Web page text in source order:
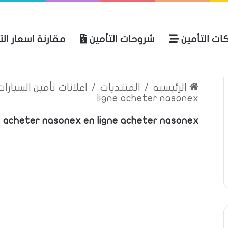
التأمين شروحات التأمين مقارنة اسعار للتأمين الرئيسية عن
الرئيسية / المنتديات / اعلانات تأمين
ligne acheter nasonex
acheter nasonex en ligne acheter nasonex